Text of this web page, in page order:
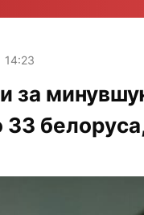
14:23
за